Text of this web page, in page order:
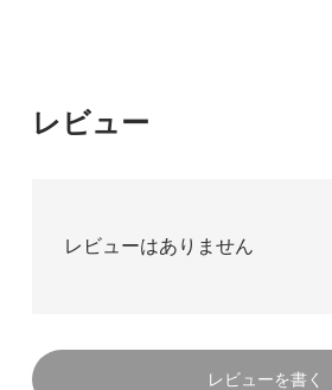
レビュー
レビューはありません
レビューを書く